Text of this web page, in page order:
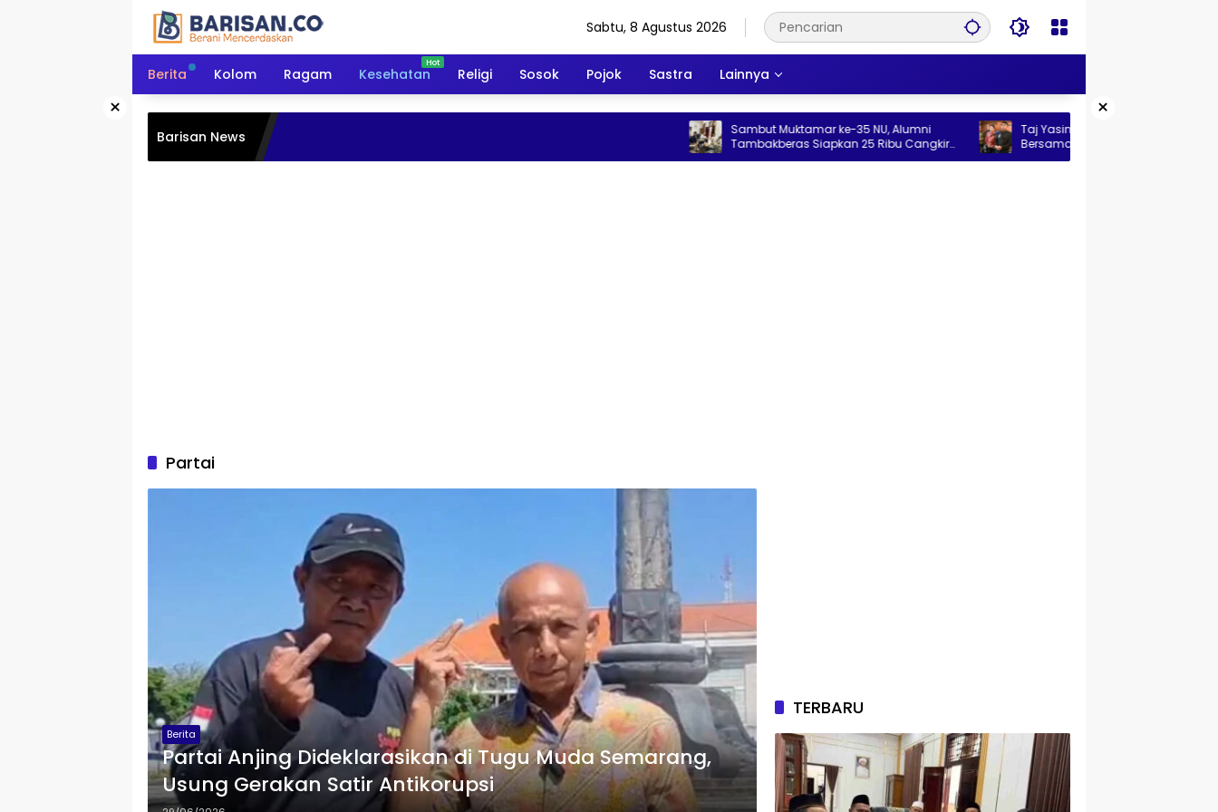
Sabtu, 8 Agustus 2026
Berita Kolom Ragam Kesehatan Religi Sosok Pojok Sastra Lainnya
× ×
Barisan News
Sambut Muktamar ke-35 NU, Alumni
Tambakberas Siapkan 25 Ribu Cangkir
Kopi Gratis
Taj Yasin Sebut Bullying Masih Jadi PR
Bersama, Pencegahan Harus Libatkan
Keluarga hingga Pesantren
Partai
Berita
Partai Anjing Dideklarasikan di Tugu Muda Semarang,
Usung Gerakan Satir Antikorupsi
TERBARU